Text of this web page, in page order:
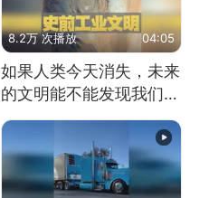
8.2万 次播放 04:05
如果人类今天消失，未来
的文明能不能发现我们存
在过？